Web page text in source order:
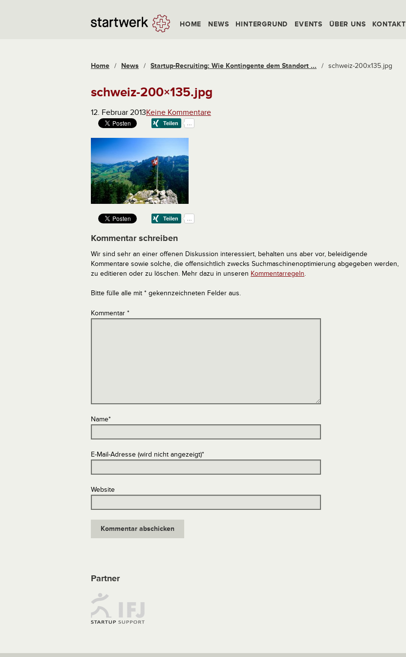
HOME NEWS HINTERGRUND EVENTS ÜBER UNS KONTAKT
Home / News / Startup-Recruiting: Wie Kontingente dem Standort ... / schweiz-200x135.jpg
schweiz-200×135.jpg
12. Februar 2013Keine Kommentare
Kommentar schreiben
Wir sind sehr an einer offenen Diskussion interessiert, behalten uns aber vor, beleidigende
Kommentare sowie solche, die offensichtlich zwecks Suchmaschinenoptimierung abgegeben werden,
zu editieren oder zu löschen. Mehr dazu in unseren Kommentarregeln.
Bitte fülle alle mit * gekennzeichneten Felder aus.
Kommentar *
Name*
E-Mail-Adresse (wird nicht angezeigt)*
Website
Partner